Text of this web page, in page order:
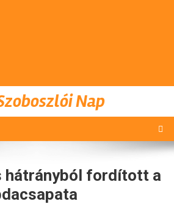
Nap
hátrányból fordított a